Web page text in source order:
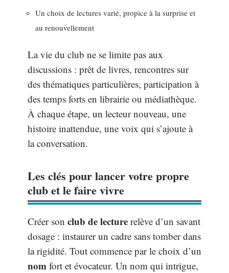
Un choix de lectures varié, propice à la surprise et
au renouvellement
La vie du club ne se limite pas aux
discussions : prêt de livres, rencontres sur
des thématiques particulières, participation à
des temps forts en librairie ou médiathèque.
À chaque étape, un lecteur nouveau, une
histoire inattendue, une voix qui s’ajoute à
la conversation.
Les clés pour lancer votre propre
club et le faire vivre
Créer son club de lecture relève d’un savant
dosage : instaurer un cadre sans tomber dans
la rigidité. Tout commence par le choix d’un
nom fort et évocateur. Un nom qui intrigue,